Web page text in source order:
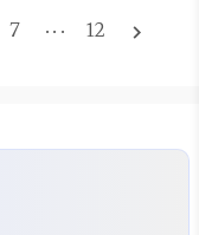
적
직 네
7 ··· 12 navigate_next